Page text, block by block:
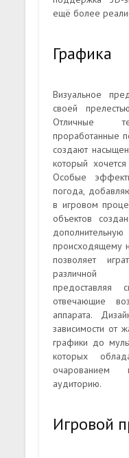
ещё более
Графика
Визуальное
своей
Отличные
проработанные
создают
который
Особые
погода,
в игровом
объектов
дополнительную
происходящему
позволяет
различной
предоставляя
отвечающие
аппарата.
зависимости от
графики до
которых
аудиторию.
Игровой